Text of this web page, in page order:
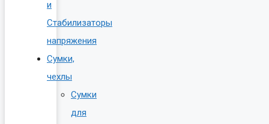
и
Стабилизаторы
напряжения
Сумки,
чехлы
Сумки
для